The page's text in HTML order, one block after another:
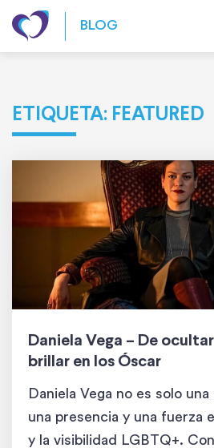
Skip to content
BLOG
ETIQUETA: FEATURED
Daniela Vega – De
brillar en los Óscar
Daniela Vega no es solo
una presencia y una fuerza
y la visibilidad LGBTQ+.